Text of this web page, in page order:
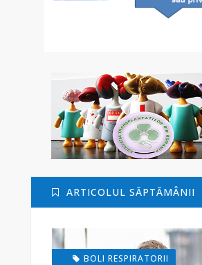
ARTICOLUL SĂPTĂMÂNII
BOLI RESPIRATORII